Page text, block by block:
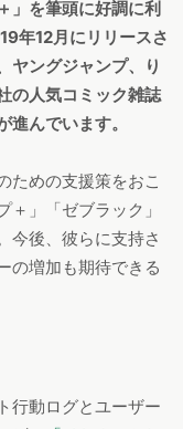
」を筆頭に好調に利
年12月にリリースさ
ヤングジャンプ、り
の人気コミック雑誌
んでいます。
」「ゼブラック」
今後、彼らに支持さ